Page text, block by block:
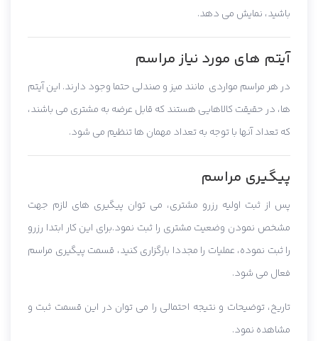
باشید، نمایش می دهد.
آیتم های مورد نیاز مراسم
در هر مراسم مواردی مانند میز و صندلی حتما وجود دارند. این آیتم
ها، در حقیقت کالاهایی هستند که قابل عرضه به مشتری می باشند،
که تعداد آنها با توجه به تعداد مهمان ها تنظیم می شود.
پیگیری مراسم
پس از ثبت اولیه رزرو مشتری، می توان پیگیری های لازم جهت
مشخص نمودن وضعیت مشتری را ثبت نمود.برای این کار ابتدا رزرو
را ثبت نموده، عملیات را مجددا بارگزاری کنید، قسمت پیگیری مراسم
فعال می شود.
تاریخ، توضیحات و نتیجه احتمالی را می توان در این قسمت ثبت و
مشاهده نمود.